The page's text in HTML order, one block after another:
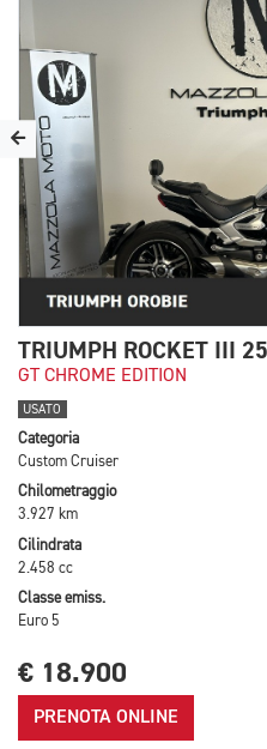
TRIUMPH ROCKET III
GT CHROME EDITION
USATO
Categoria
Custom Cruiser
Chilometraggio
3.927 km
Cilindrata
2.458 cc
Classe emiss.
Euro 5
€ 18.900
PRENOTA ONLINE